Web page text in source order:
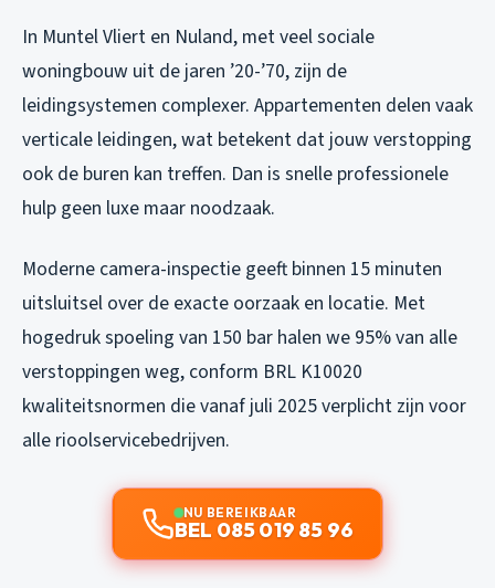
In Muntel Vliert en Nuland, met veel sociale
woningbouw uit de jaren ’20-’70, zijn de
leidingsystemen complexer. Appartementen delen vaak
verticale leidingen, wat betekent dat jouw verstopping
ook de buren kan treffen. Dan is snelle professionele
hulp geen luxe maar noodzaak.
Moderne camera-inspectie geeft binnen 15 minuten
uitsluitsel over de exacte oorzaak en locatie. Met
hogedruk spoeling van 150 bar halen we 95% van alle
verstoppingen weg, conform BRL K10020
kwaliteitsnormen die vanaf juli 2025 verplicht zijn voor
alle rioolservicebedrijven.
NU BEREIKBAAR
BEL 085 019 85 96